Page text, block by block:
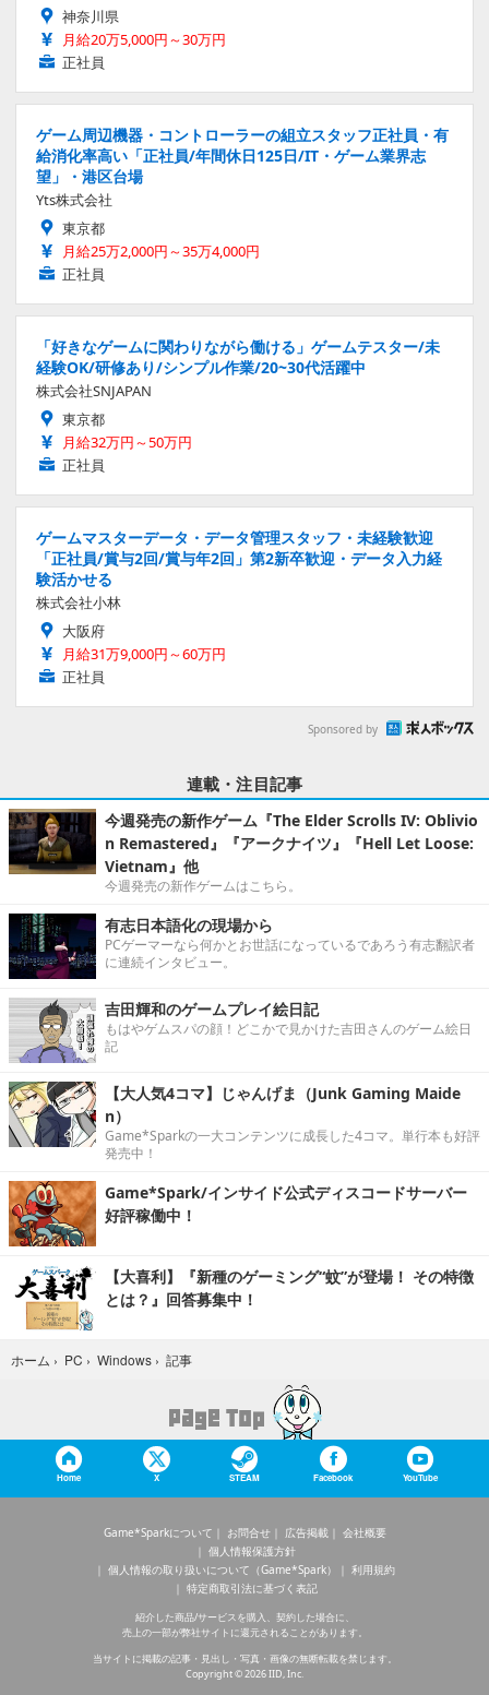
神奈川県
月給20万5,000円～30万円
正社員
ゲーム周辺機器・コントローラーの組立スタッフ正社員・有
給消化率高い「正社員/年間休日125日/IT・ゲーム業界志
望」・港区台場
Yts株式会社
東京都
月給25万2,000円～35万4,000円
正社員
「好きなゲームに関わりながら働ける」ゲームテスター/未
経験OK/研修あり/シンプル作業/20~30代活躍中
株式会社SNJAPAN
東京都
月給32万円～50万円
正社員
ゲームマスターデータ・データ管理スタッフ・未経験歓迎
「正社員/賞与2回/賞与年2回」第2新卒歓迎・データ入力経
験活かせる
株式会社小林
大阪府
月給31万9,000円～60万円
正社員
Sponsored by
連載・注目記事
今週発売の新作ゲーム『The Elder Scrolls IV: Oblivio
n Remastered』『アークナイツ』『Hell Let Loose:
Vietnam』他
今週発売の新作ゲームはこちら。
有志日本語化の現場から
PCゲーマーなら何かとお世話になっているであろう有志翻訳者
に連続インタビュー。
吉田輝和のゲームプレイ絵日記
もはやゲムスパの顔！どこかで見かけた吉田さんのゲーム絵日
記
【大人気4コマ】じゃんげま（Junk Gaming Maide
n）
Game*Sparkの一大コンテンツに成長した4コマ。単行本も好評
発売中！
Game*Spark/インサイド公式ディスコードサーバー
好評稼働中！
【大喜利】『新種のゲーミング“蚊”が登場！ その特徴
とは？』回答募集中！
ホーム › PC › Windows › 記事
Home X STEAM Facebook YouTube
Game*Sparkについて お問合せ 広告掲載
会社概要
個人情報保護方針
個人情報の取り扱いについて（Game*Spark）
利用規約
特定商取引法に基づく表記
紹介した商品/サービスを購入、契約した場合に、
売上の一部が弊社サイトに還元されることがあります。
当サイトに掲載の記事・見出し・写真・画像の無断転載を禁じます。
Copyright © 2026 IID, Inc.